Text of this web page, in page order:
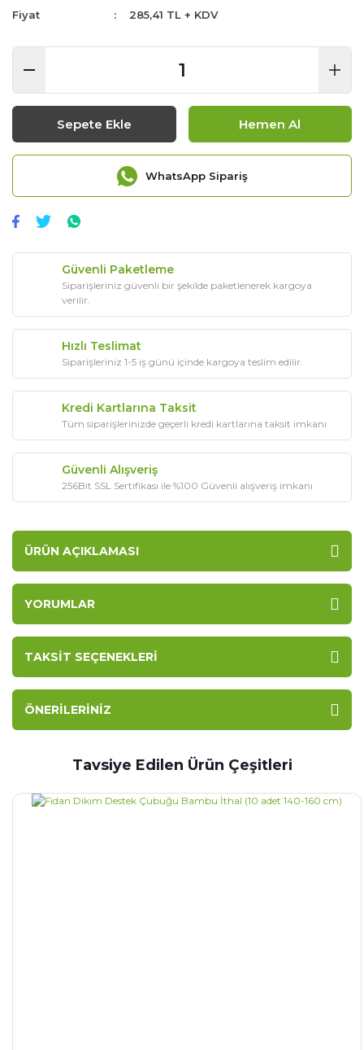
Fiyat
285,41 TL + KDV
Sepete Ekle Hemen Al
WhatsApp Sipariş
Güvenli Paketleme
Siparişleriniz güvenli bir şekilde paketlenerek kargoya
verilir.
Hızlı Teslimat
Siparişleriniz 1-5 iş günü içinde kargoya teslim edilir.
Kredi Kartlarına Taksit
Tüm siparişlerinizde geçerli kredi kartlarına taksit imkanı
Güvenli Alışveriş
256Bit SSL Sertifikası ile %100 Güvenli alışveriş imkanı
ÜRÜN AÇIKLAMASI
YORUMLAR
TAKSIT SEÇENEKLERI
ÖNERILERINIZ
Tavsiye Edilen Ürün Çeşitleri